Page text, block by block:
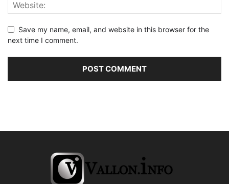
Save my name, email, and website in this browser for the
next time I comment.